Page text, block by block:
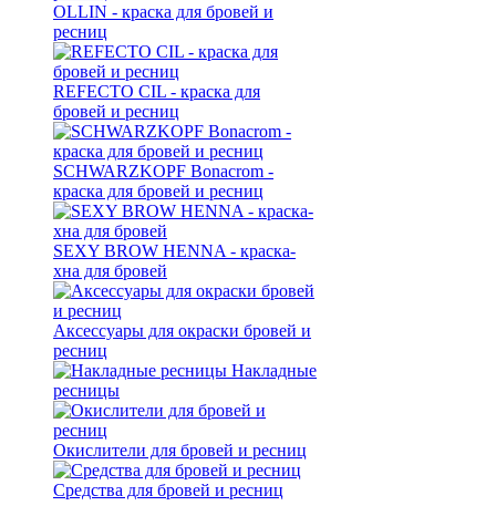
OLLIN - краска для бровей и
ресниц
REFECTO CIL - краска для
бровей и ресниц
SCHWARZKOPF Bonacrom -
краска для бровей и ресниц
SEXY BROW HENNA - краска-
хна для бровей
Аксессуары для окраски бровей и
ресниц
Накладные
ресницы
Окислители для бровей и ресниц
Средства для бровей и ресниц